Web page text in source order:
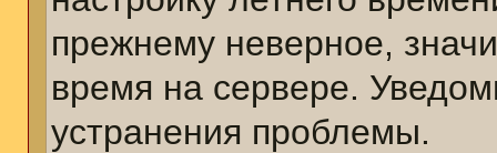
прежнему неверное,
время на сервере.
устранения проблемы.